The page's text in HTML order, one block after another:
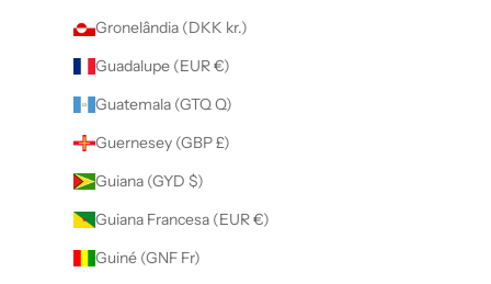
Gronelândia (DKK kr.)
Guadalupe (EUR €)
Guatemala (GTQ Q)
Guernesey (GBP £)
Guiana (GYD $)
Guiana Francesa (EUR €)
Guiné (GNF Fr)